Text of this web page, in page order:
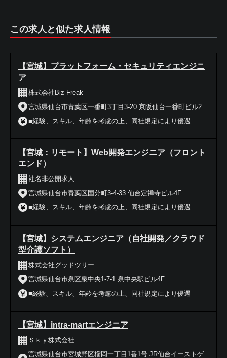
この求人と似た求人情報
【宮城】プラットフォーム・セキュリティエンジニ
ア
株式会社Biz Freak
宮城県仙台市青葉区一番町3丁目3-20 京阪仙台一番町ビル2...
■経験、スキル、年齢を考慮の上、同社規定により優遇
【宮城：リモート】Web開発エンジニア（フロント
エンド）
社名非公開求人
宮城県仙台市青葉区国分町3-4-33 仙台定禅寺ビル4F
■経験、スキル、年齢を考慮の上、同社規定により優遇
【宮城】システムエンジニア（自社開発／クラウド
型介護ソフト）
株式会社グッドツリー
宮城県仙台市泉区泉中央1-7-1 泉中央駅ビル4F
■経験、スキル、年齢を考慮の上、同社規定により優遇
【宮城】intra-martエンジニア
Ｓｋｙ株式会社
宮城県仙台市宮城野区榴岡一丁目1番1号 JR仙台イーストゲ